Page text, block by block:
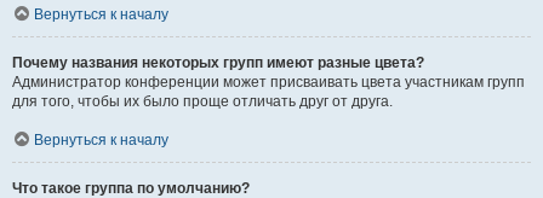
Вернуться к началу
Почему названия некоторых групп имеют разные цвета?
Администратор конференции может присваивать цвета участникам групп
для того, чтобы их было проще отличать друг от друга.
Вернуться к началу
Что такое группа по умолчанию?